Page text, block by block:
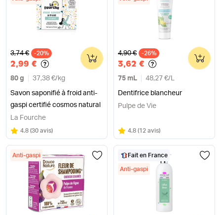
Ancien prix
3,74 € -20%
2,99 €
80 g 37,38 €/ kg
Savon saponifié à froid anti-
gaspi certifié cosmos natural
0
La Fourche
Note
4.8 sur 5
(30 avis)
Ancien prix
4,90 € -26%
3,62 €
75 mL 48,27 €/ L
Dentifrice blancheur
0
Pulpe de Vie
Note
4.8 sur 5
(12 avis)
Anti-gaspi Fait en France
Anti-gaspi